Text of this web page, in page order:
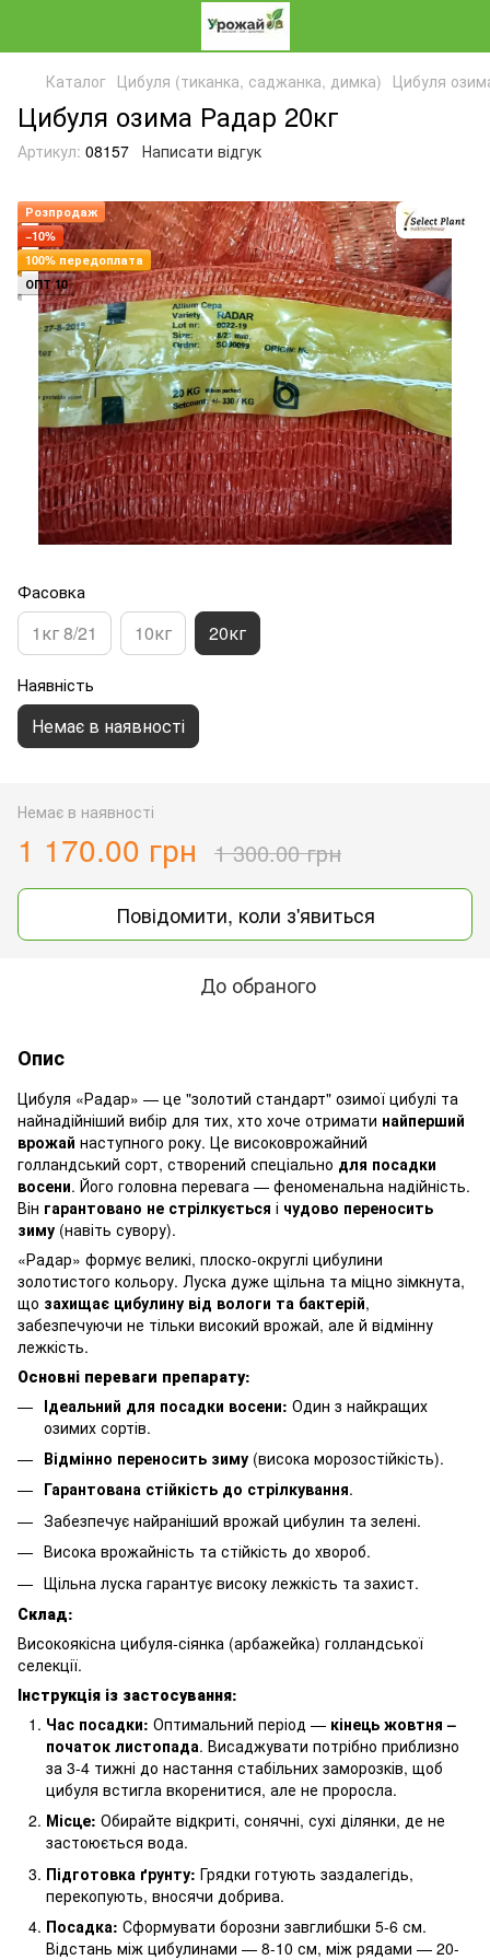
Каталог Цибуля (тиканка, саджанка, димка) Цибуля
Цибуля озима Радар 20кг
Артикул: 08157 Написати відгук
Розпродаж
−10%
100% передоплата
ОПТ 10
Фасовка
1кг 8/21 10кг 20кг
Наявність
Немає в наявності
Немає в наявності
1 170.00 грн 1 300.00 грн
Повідомити, коли з'явиться
До обраного
Опис
Цибуля «Радар» — це "золотий стандарт" озимої цибулі та
найнадійніший вибір для тих, хто хоче отримати найперший
врожай наступного року. Це високоврожайний
голландський сорт, створений спеціально для посадки
восени. Його головна перевага — феноменальна надійність.
Він гарантовано не стрілкується і чудово переносить
зиму (навіть сувору).
«Радар» формує великі, плоско-округлі цибулини
золотистого кольору. Луска дуже щільна та міцно зімкнута,
що захищає цибулину від вологи та бактерій,
забезпечуючи не тільки високий врожай, але й відмінну
лежкість.
Основні переваги препарату:
Ідеальний для посадки восени: Один з найкращих
озимих сортів.
Відмінно переносить зиму (висока морозостійкість).
Гарантована стійкість до стрілкування.
Забезпечує найраніший врожай цибулин та зелені.
Висока врожайність та стійкість до хвороб.
Щільна луска гарантує високу лежкість та захист.
Склад:
Високоякісна цибуля-сіянка (арбажейка) голландської
селекції.
Інструкція із застосування:
Час посадки: Оптимальний період — кінець жовтня –
початок листопада. Висаджувати потрібно приблизно
за 3-4 тижні до настання стабільних заморозків, щоб
цибуля встигла вкоренитися, але не проросла.
Місце: Обирайте відкриті, сонячні, сухі ділянки, де не
застоюється вода.
Підготовка ґрунту: Грядки готують заздалегідь,
перекопують, вносячи добрива.
Посадка: Сформувати борозни завглибшки 5-6 см.
Відстань між цибулинами — 8-10 см, між рядами — 20-